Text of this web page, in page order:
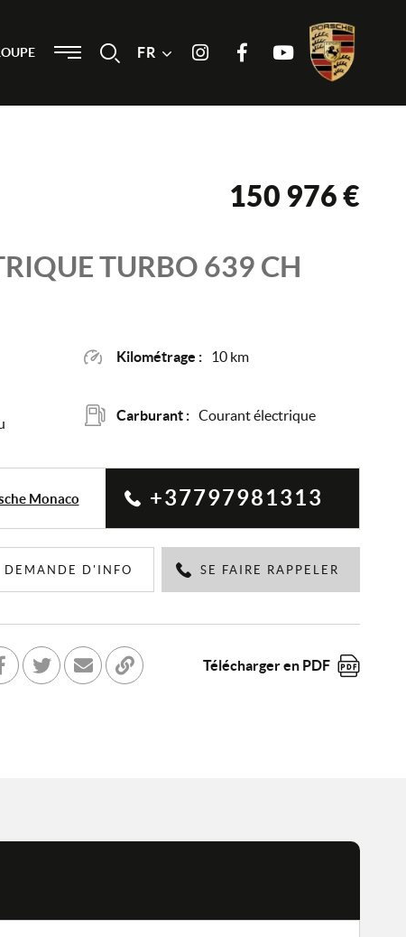
Menu
RechercheFR
150 976 €
TURBO 639 CH
Kilométrage : 10 km
Carburant : Courant électrique
Monaco +37797981313
DEMANDE D'INFO SE FAIRE RAPPELER
Télécharger en PDF